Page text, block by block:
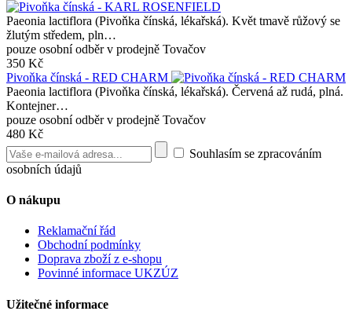
Paeonia lactiflora (Pivoňka čínská, lékařská). Květ tmavě růžový se
žlutým středem, pln…
pouze osobní odběr v prodejně Tovačov
350 Kč
Pivoňka čínská - RED CHARM
Paeonia lactiflora (Pivoňka čínská, lékařská). Červená až rudá, plná.
Kontejner…
pouze osobní odběr v prodejně Tovačov
480 Kč
Souhlasím se zpracováním
osobních údajů
O nákupu
Reklamační řád
Obchodní podmínky
Doprava zboží z e-shopu
Povinné informace UKZÚZ
Užitečné informace